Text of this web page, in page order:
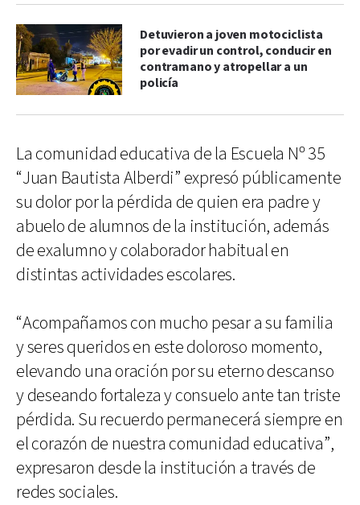
Detuvieron a joven motociclista
por evadir un control, conducir en
contramano y atropellar a un
policía
La comunidad educativa de la Escuela Nº 35
“Juan Bautista Alberdi” expresó públicamente
su dolor por la pérdida de quien era padre y
abuelo de alumnos de la institución, además
de exalumno y colaborador habitual en
distintas actividades escolares.
“Acompañamos con mucho pesar a su familia
y seres queridos en este doloroso momento,
elevando una oración por su eterno descanso
y deseando fortaleza y consuelo ante tan triste
pérdida. Su recuerdo permanecerá siempre en
el corazón de nuestra comunidad educativa”,
expresaron desde la institución a través de
redes sociales.